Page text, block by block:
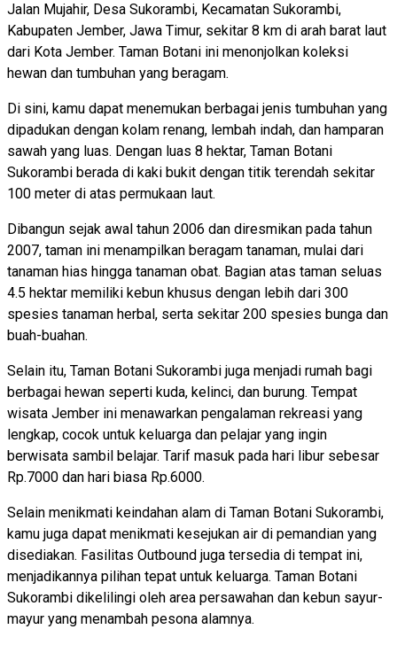
Jalan Mujahir, Desa Sukorambi, Kecamatan Sukorambi,
Kabupaten Jember, Jawa Timur, sekitar 8 km di arah barat laut
dari Kota Jember. Taman Botani ini menonjolkan koleksi
hewan dan tumbuhan yang beragam.
Di sini, kamu dapat menemukan berbagai jenis tumbuhan yang
dipadukan dengan kolam renang, lembah indah, dan hamparan
sawah yang luas. Dengan luas 8 hektar, Taman Botani
Sukorambi berada di kaki bukit dengan titik terendah sekitar
100 meter di atas permukaan laut.
Dibangun sejak awal tahun 2006 dan diresmikan pada tahun
2007, taman ini menampilkan beragam tanaman, mulai dari
tanaman hias hingga tanaman obat. Bagian atas taman seluas
4.5 hektar memiliki kebun khusus dengan lebih dari 300
spesies tanaman herbal, serta sekitar 200 spesies bunga dan
buah-buahan.
Selain itu, Taman Botani Sukorambi juga menjadi rumah bagi
berbagai hewan seperti kuda, kelinci, dan burung. Tempat
wisata Jember ini menawarkan pengalaman rekreasi yang
lengkap, cocok untuk keluarga dan pelajar yang ingin
berwisata sambil belajar. Tarif masuk pada hari libur sebesar
Rp.7000 dan hari biasa Rp.6000.
Selain menikmati keindahan alam di Taman Botani Sukorambi,
kamu juga dapat menikmati kesejukan air di pemandian yang
disediakan. Fasilitas Outbound juga tersedia di tempat ini,
menjadikannya pilihan tepat untuk keluarga. Taman Botani
Sukorambi dikelilingi oleh area persawahan dan kebun sayur-
mayur yang menambah pesona alamnya.